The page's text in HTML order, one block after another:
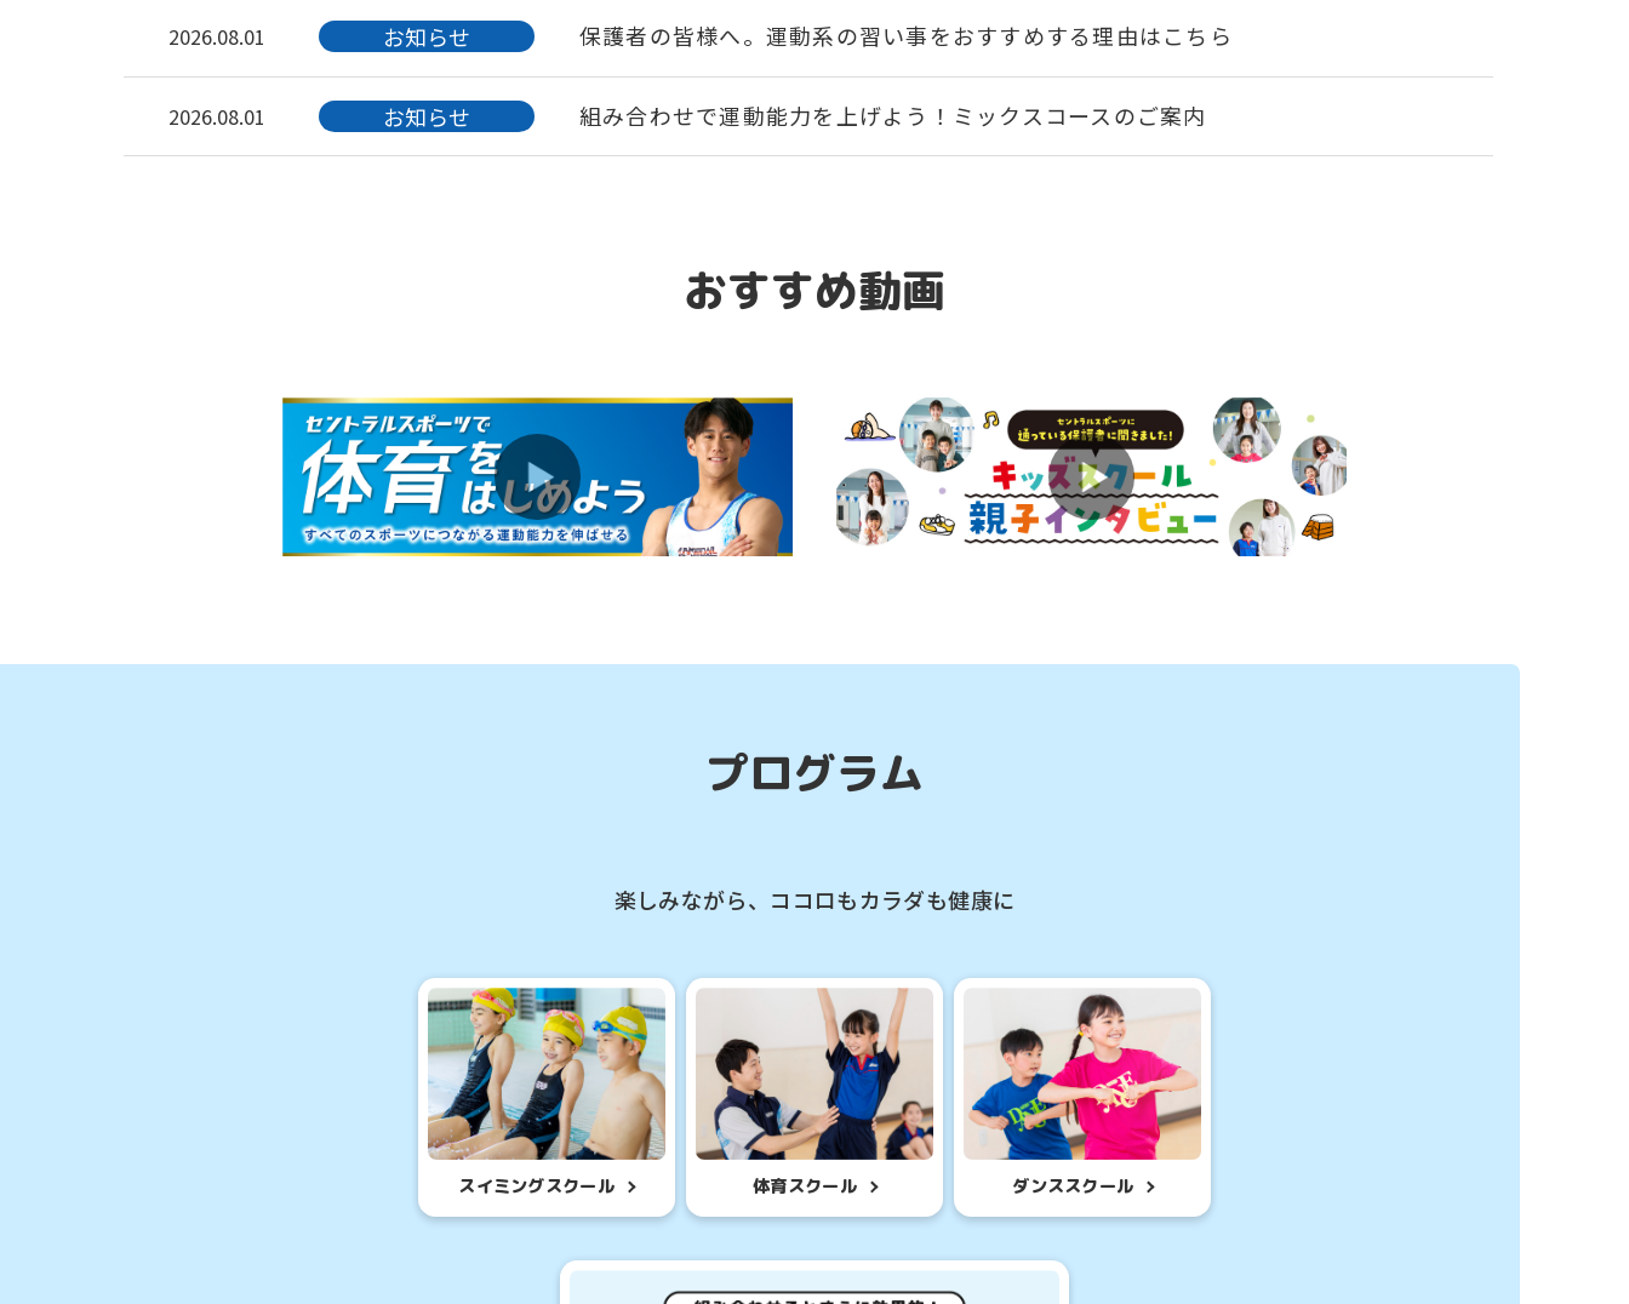
2026.08.01 お知らせ 保護者の皆様へ。運動系の習い事をおすすめする理由はこちら
2026.08.01 お知らせ 組み合わせで運動能力を上げよう！ミックスコースのご案内
体育スクールのご紹介！すべての運動能力の基礎を作ります！
お知らせ 運動系の習い事はいつが始め時？
おすすめ動画
プログラム
楽しみながら、ココロもカラダも健康に
スイミングスクール 体育スクール ダンススクール
For foreigners
Central Sports official website is
automatically translated into
automatic translation) to return to
通常スクールを体験したい
お子様はこちら
体験申込
初めての方を対象としたはじめて体験に
参加したいお子様はこちら
各種イベント申込